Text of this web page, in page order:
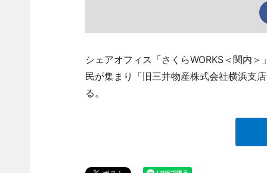
シェアオフィス「さくらWORKS＜関内
民が集まり「旧三井物産株式会社横浜支
る。